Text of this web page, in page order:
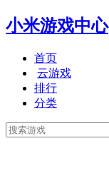
小米游戏中心
首页
云游戏
排行
分类